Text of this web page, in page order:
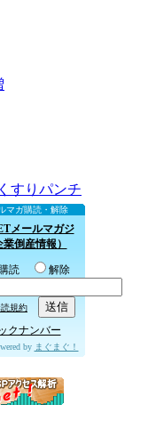
マガ購読・解除
メールマガジ
倒産情報）
読 解除
規約
クナンバー
by まぐまぐ！